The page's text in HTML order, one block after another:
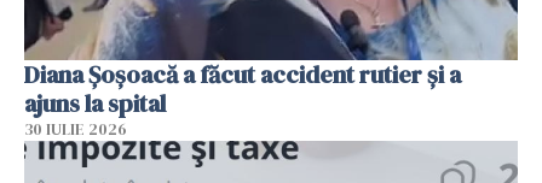
Diana Șoșoacă a făcut accident rutier și a
ajuns la spital
30 IULIE 2026